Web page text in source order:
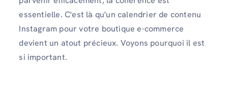
essentielle. C'est là qu'un calendrier de contenu
Instagram pour votre boutique e-commerce
devient un atout précieux. Voyons pourquoi il est
si important.